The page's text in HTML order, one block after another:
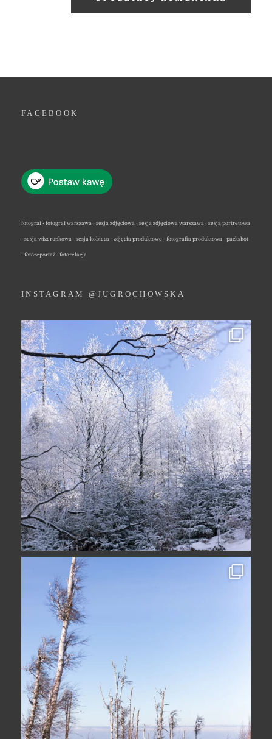
FACEBOOK
fotograf · fotograf warszawa · sesja zdjęciowa · sesja zdjęciowa warszawa · sesja portretowa
· sesja wizerunkowa · sesja kobieca · zdjęcia produktowe · fotografia produktowa · packshot
· fotoreportaż · fotorelacja
INSTAGRAM @JUGROCHOWSKA